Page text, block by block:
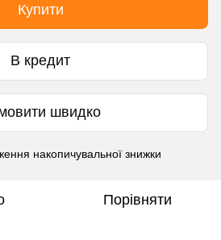
Купити
В кредит
швидко
накопичувальної знижки
Порівняти